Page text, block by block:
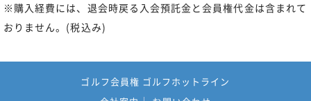
※購入経費には、退会時戻る入会預託金と会員権代金は含まれて
おりません。(税込み)
ゴルフ会員権 ゴルフホットライン